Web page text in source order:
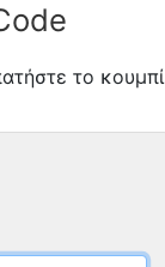
το κουμπί